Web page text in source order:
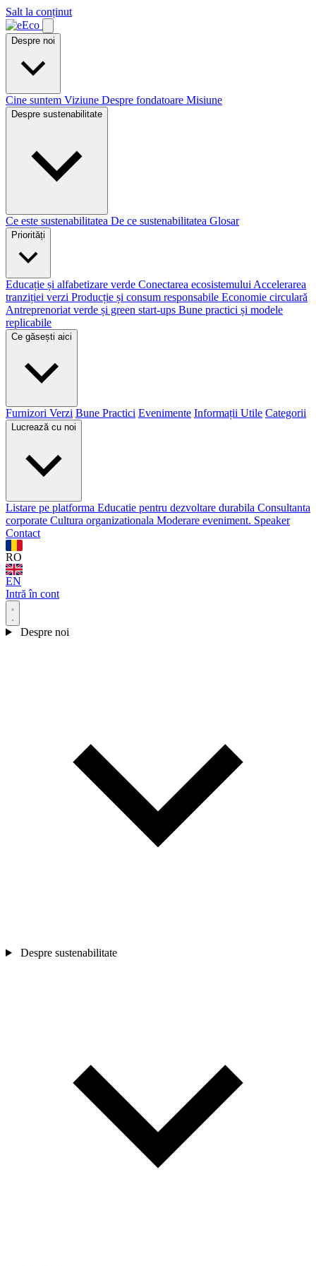
Salt la conținut
Despre noi
Cine suntem Viziune Despre fondatoare Misiune
Despre sustenabilitate
Ce este sustenabilitatea De ce sustenabilitatea Glosar
Priorități
Educație și alfabetizare verde Conectarea ecosistemului Accelerarea
tranziției verzi Producție și consum responsabile Economie circulară
Antreprenoriat verde și green start-ups Bune practici și modele
replicabile
Ce găsești aici
Furnizori Verzi Bune Practici Evenimente Informații Utile Categorii
Lucrează cu noi
Listare pe platforma Educatie pentru dezvoltare durabila Consultanta
corporate Cultura organizationala Moderare eveniment. Speaker
Contact
RO
EN
Intră în cont
Despre noi
Despre sustenabilitate